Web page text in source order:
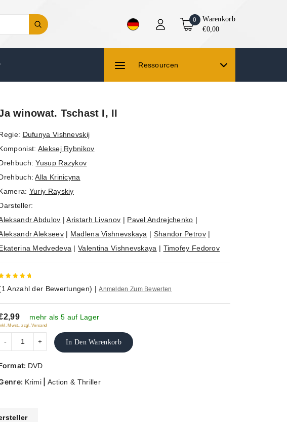
0
Warenkorb
€0,00
Ressourcen
winowat. Tschast I, II
Dufunya Vishnevskij
Aleksej Rybnikov
Yusup Razykov
Alla Krinicyna
Yuriy Rayskiy
Abdulov |Aristarh Livanov | Pavel Andrejchenko |
Alekseev| Madlena Vishnevskaya | Shandor Petrov|
Medvedeva |Valentina Vishnevskaya | Timofey Fedorov
5
1 Anzahl der Bewertungen) | Anmelden Zum Bewerten
mehr als 5 auf Lager
Mwst., zzgl. Versand
In Den Warenkorb
DVD
Krimi Action & Thriller